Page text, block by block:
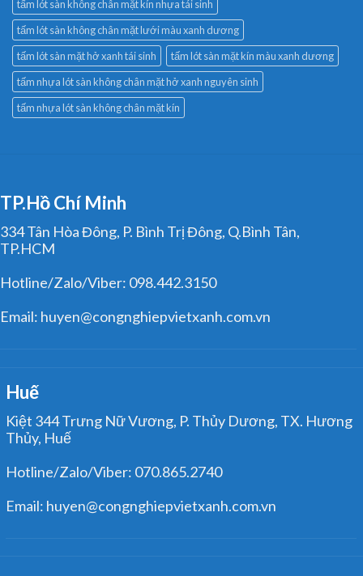
tấm lót sàn không chân mặt kín nhựa tái sinh
tấm lót sàn không chân mặt lưới màu xanh dương
tấm lót sàn mặt hở xanh tái sinh
tấm lót sàn mặt kín màu xanh dương
tấm nhựa lót sàn không chân mặt hở xanh nguyên sinh
tấm nhựa lót sàn không chân mặt kín
TP.Hồ Chí Minh
334 Tân Hòa Đông, P. Bình Trị Đông, Q.Bình Tân,
TP.HCM
Hotline/Zalo/Viber: 098.442.3150
Email: huyen@congnghiepvietxanh.com.vn
Huế
Kiệt 344 Trưng Nữ Vương, P. Thủy Dương, TX. Hương
Thủy, Huế
Hotline/Zalo/Viber: 070.865.2740
Email: huyen@congnghiepvietxanh.com.vn